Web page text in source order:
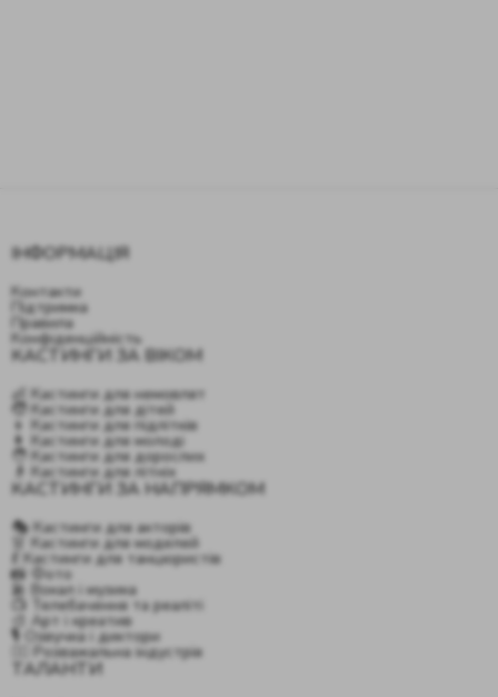
ІНФОРМАЦІЯ
Контакти
Підтримка
Правила
Конфіденційність
КАСТИНГИ ЗА ВІКОМ
👶 Кастинги для немовлят
🧒 Кастинги для дітей
👦 Кастинги для підлітків
👩 Кастинги для молоді
🧑 Кастинги для дорослих
👴 Кастинги для літніх
КАСТИНГИ ЗА НАПРЯМКОМ
🎭 Кастинги для акторів
👗 Кастинги для моделей
💃 Кастинги для танцюристів
📸 Фото
🎤 Вокал і музика
📺 Телебачення та реаліті
🎨 Арт і креатив
🎙️ Озвучка і диктори
🤹‍♂️ Розважальна індустрія
ТАЛАНТИ